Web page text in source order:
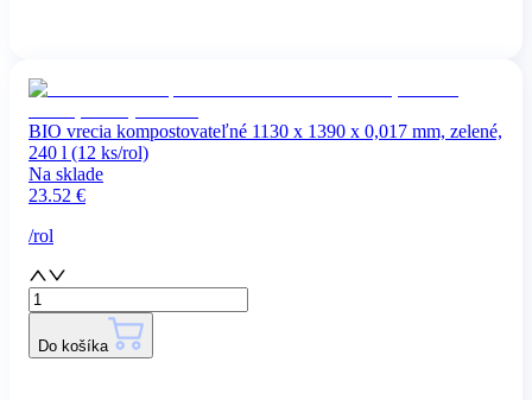
BIO vrecia kompostovateľné 1130 x 1390 x 0,017 mm, zelené,
240 l (12 ks/rol)
Na sklade
23.52 €
/rol
Do košíka